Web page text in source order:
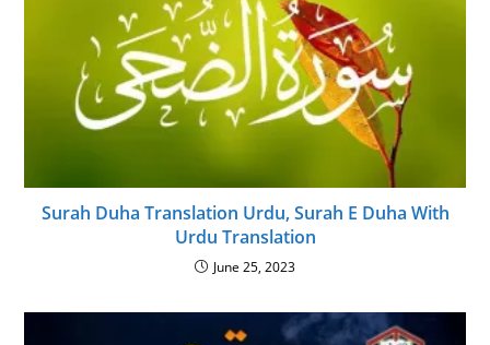
Surah Duha Translation Urdu, Surah E Duha With
Urdu Translation
June 25, 2023